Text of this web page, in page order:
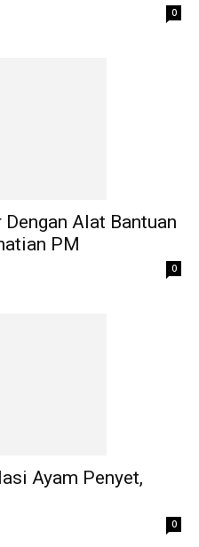
0
Alat Bantuan
PM
0
Ayam Penyet,
0